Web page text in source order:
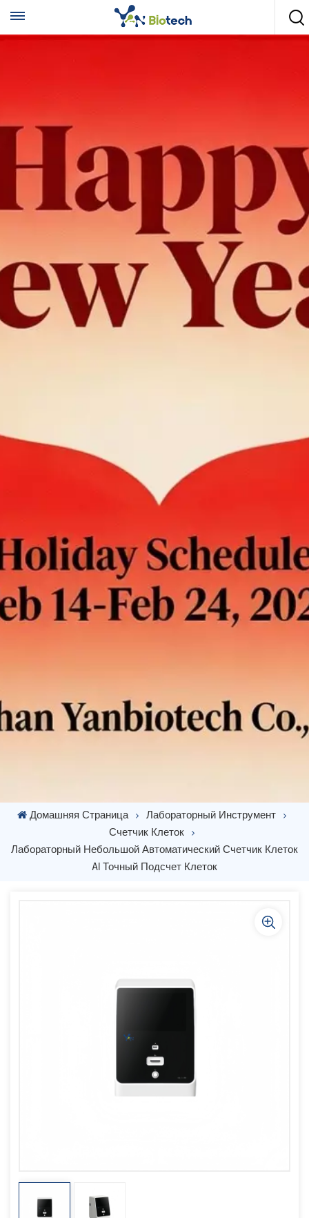
Домашняя Страница
Лабораторный Инструмент
Счетчик Клеток
Лабораторный Небольшой Автоматический Счетчик Клеток
AI Точный Подсчет Клеток